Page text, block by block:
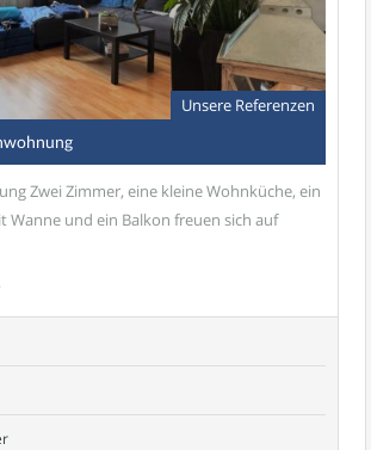
Unsere Referenzen
Zwei Zimmer, eine kleine Wohnküche, ein
Wanne und ein Balkon freuen sich auf